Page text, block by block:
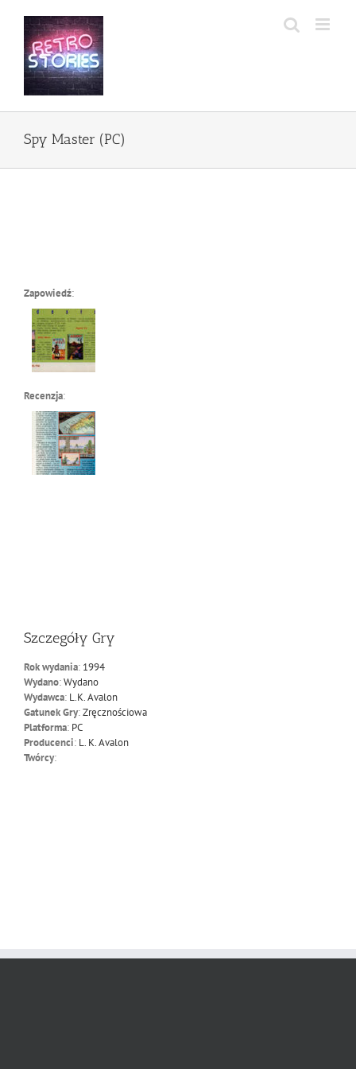
zawartości
Spy Master (PC)
Zapowiedź:
Recenzja:
Szczegóły Gry
Rok wydania: 1994
Wydano:Wydano
Wydawca: L.K. Avalon
Gatunek Gry:Zręcznościowa
Platforma: PC
Producenci: L. K. Avalon
Twórcy: